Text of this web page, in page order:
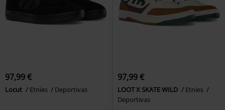
97,99 €
Locut Etnies Deportivas
97,99 €
LOOT X SKATE WILD
Etnies
Deportivas